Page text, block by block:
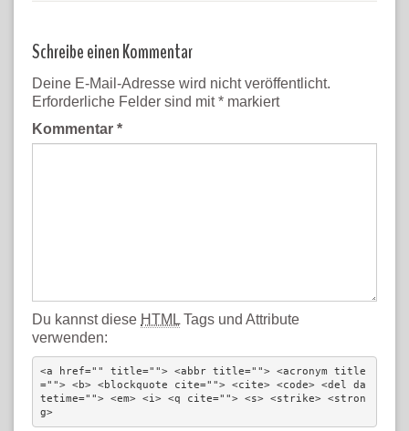
Schreibe einen Kommentar
Deine E-Mail-Adresse wird nicht veröffentlicht.
Erforderliche Felder sind mit* markiert
Kommentar *
Du kannst diese HTML Tags und Attribute
verwenden:
<a href="" title=""> <abbr title=""> <acronym title
=""> <b> <blockquote cite=""> <cite> <code> <del da
tetime=""> <em> <i> <q cite=""> <s> <strike> <stron
g>